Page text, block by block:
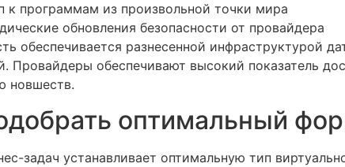
к программам из произвольной точки мира
обновления безопасности от провайдера
обеспечивается разнесенной инфраструктурой
Провайдеры обеспечивают высокий показатель
новшеств.
оптимальный
задач устанавливает оптимальную тип